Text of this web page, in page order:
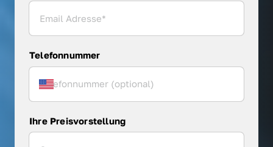
Telefonnummer
Ihre Preisvorstellung